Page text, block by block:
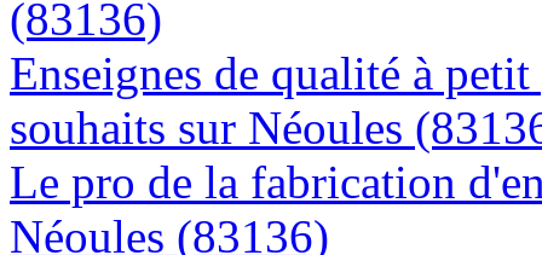
(83136)
Enseignes de qualité à
souhaits sur Néoules
Le pro de la fabrication
Néoules (83136)